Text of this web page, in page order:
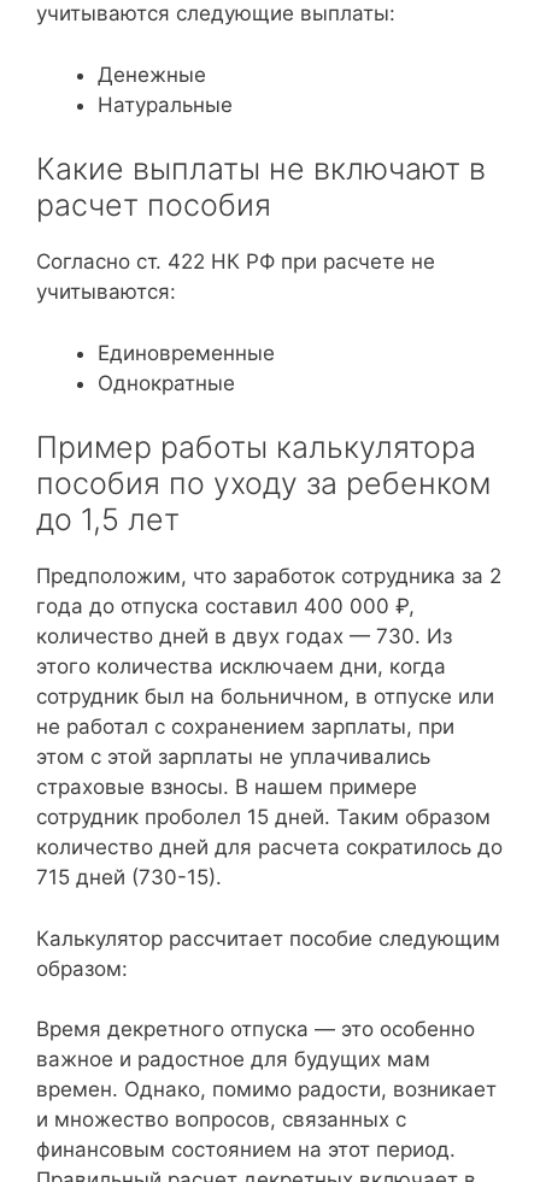
учитываются следующие выплаты:
Денежные
Натуральные
Какие выплаты не включают в
расчет пособия
Согласно ст. 422 НК РФ при расчете не
учитываются:
Единовременные
Однократные
Пример работы калькулятора
пособия по уходу за ребенком
до 1,5 лет
Предположим, что заработок сотрудника за 2
года до отпуска составил 400 000 ₽,
количество дней в двух годах — 730. Из
этого количества исключаем дни, когда
сотрудник был на больничном, в отпуске или
не работал с сохранением зарплаты, при
этом с этой зарплаты не уплачивались
страховые взносы. В нашем примере
сотрудник проболел 15 дней. Таким образом
количество дней для расчета сократилось до
715 дней (730-15).
Калькулятор рассчитает пособие следующим
образом:
Время декретного отпуска — это особенно
важное и радостное для будущих мам
времен. Однако, помимо радости, возникает
и множество вопросов, связанных с
финансовым состоянием на этот период.